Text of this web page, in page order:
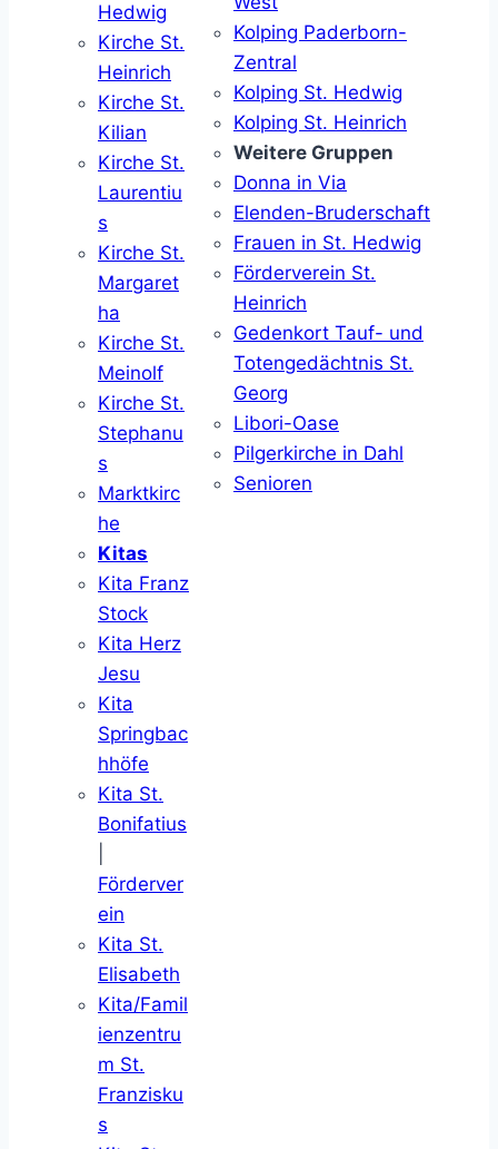
Hedwig
Kirche St.
Heinrich
Kirche St.
Kilian
Kirche St.
Laurentiu
s
Kirche St.
Margaret
ha
Kirche St.
Meinolf
Kirche St.
Stephanu
s
Marktkirc
he
Kitas
Kita Franz
Stock
Kita Herz
Jesu
Kita
Springbac
hhöfe
Kita St.
Bonifatius
Förderver
ein
Kita St.
Elisabeth
Kita/Famil
ienzentru
m St.
Franzisku
s
Kolping Paderborn-
Zentral
Kolping St. Hedwig
Kolping St. Heinrich
Weitere Gruppen
Donna in Via
Elenden-Bruderschaft
Frauen in St. Hedwig
Förderverein St.
Heinrich
Gedenkort Tauf- und
Totengedächtnis St.
Georg
Libori-Oase
Pilgerkirche in Dahl
Senioren